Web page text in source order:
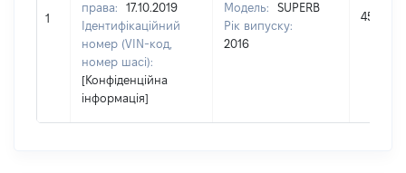
1
права:
17.10.2019
Ідентифікаційний
номер (VIN-код,
номер шасі):
[Конфіденційна
інформація]
Модель:
SUPERB
Рік випуску:
2016
453478